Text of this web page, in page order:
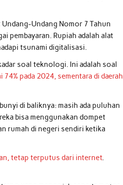
Undang Nomor 7 Tahun
pembayaran. Rupiah adalah alat
tsunami digitalisasi.
soal teknologi. Ini adalah soal
pada 2024, sementara di daerah
di baliknya: masih ada puluhan
bisa menggunakan dompet
rumah di negeri sendiri ketika
tetap terputus dari internet.